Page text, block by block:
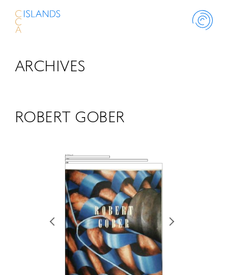
ABOUT
SCHOLARSHIP
RETRACE
コンサート
ARCHIVES
ROBERT GOBER